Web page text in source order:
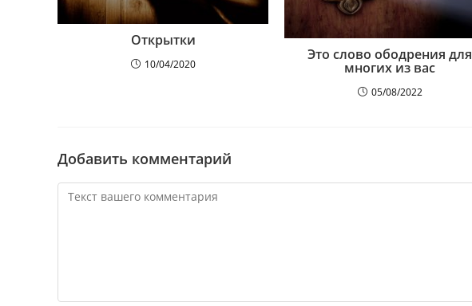
Открытки
10/04/2020
Это слово ободрения для
многих из вас
05/08/2022
Добавить комментарий